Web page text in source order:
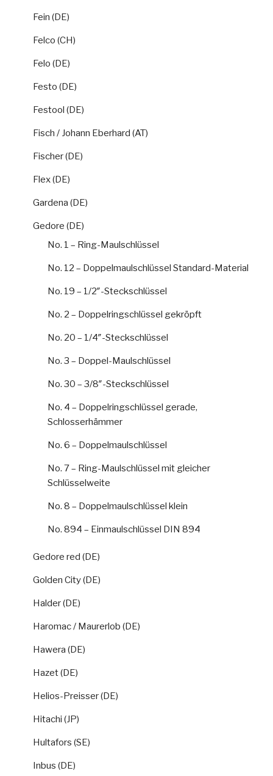
Fein (DE)
Felco (CH)
Felo (DE)
Festo (DE)
Festool (DE)
Fisch / Johann Eberhard (AT)
Fischer (DE)
Flex (DE)
Gardena (DE)
Gedore (DE)
No. 1 – Ring-Maulschlüssel
No. 12 – Doppelmaulschlüssel Standard-Material
No. 19 – 1/2″-Steckschlüssel
No. 2 – Doppelringschlüssel gekröpft
No. 20 – 1/4″-Steckschlüssel
No. 3 – Doppel-Maulschlüssel
No. 30 – 3/8″-Steckschlüssel
No. 4 – Doppelringschlüssel gerade,
Schlosserhämmer
No. 6 – Doppelmaulschlüssel
No. 7 – Ring-Maulschlüssel mit gleicher
Schlüsselweite
No. 8 – Doppelmaulschlüssel klein
No. 894 – Einmaulschlüssel DIN 894
Gedore red (DE)
Golden City (DE)
Halder (DE)
Haromac / Maurerlob (DE)
Hawera (DE)
Hazet (DE)
Helios-Preisser (DE)
Hitachi (JP)
Hultafors (SE)
Inbus (DE)